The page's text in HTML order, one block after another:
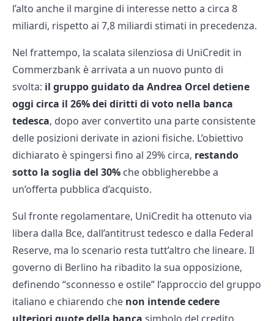
l’alto anche il margine di interesse netto a circa 8
miliardi, rispetto ai 7,8 miliardi stimati in precedenza.
Nel frattempo, la scalata silenziosa di UniCredit in
Commerzbank è arrivata a un nuovo punto di
svolta: il gruppo guidato da Andrea Orcel detiene
oggi circa il 26% dei diritti di voto nella banca
tedesca, dopo aver convertito una parte consistente
delle posizioni derivate in azioni fisiche. L’obiettivo
dichiarato è spingersi fino al 29% circa, restando
sotto la soglia del 30% che obbligherebbe a
un’offerta pubblica d’acquisto.
Sul fronte regolamentare, UniCredit ha ottenuto via
libera dalla Bce, dall’antitrust tedesco e dalla Federal
Reserve, ma lo scenario resta tutt’altro che lineare. Il
governo di Berlino ha ribadito la sua opposizione,
definendo “sconnesso e ostile” l’approccio del gruppo
italiano e chiarendo che non intende cedere